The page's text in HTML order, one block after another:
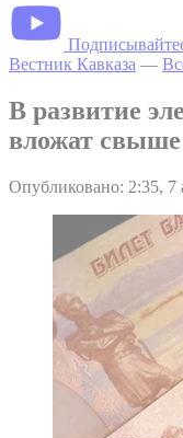
Вестник Кавказа —
В развитие
вложат свыше
Опубликовано: 2:35,